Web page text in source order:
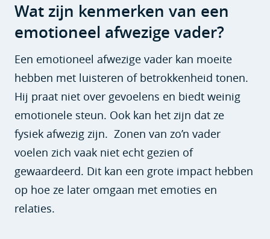
Wat zijn kenmerken van een
emotioneel afwezige vader?
Een emotioneel afwezige vader kan moeite
hebben met luisteren of betrokkenheid tonen.
Hij praat niet over gevoelens en biedt weinig
emotionele steun. Ook kan het zijn dat ze
fysiek afwezig zijn. Zonen van zo’n vader
voelen zich vaak niet echt gezien of
gewaardeerd. Dit kan een grote impact hebben
op hoe ze later omgaan met emoties en
relaties.